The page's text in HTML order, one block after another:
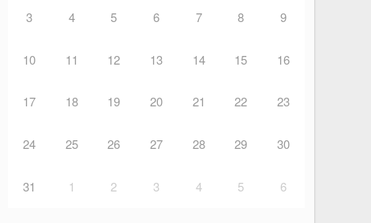
3 4 5 6 7 8 9
10 11 12 13 14 15 16
17 18 19 20 21 22 23
24 25 26 27 28 29 30
31 1 2 3 4 5 6